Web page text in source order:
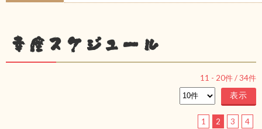
幸座スケジュール
11 - 20件 /34件
1 2 3 4